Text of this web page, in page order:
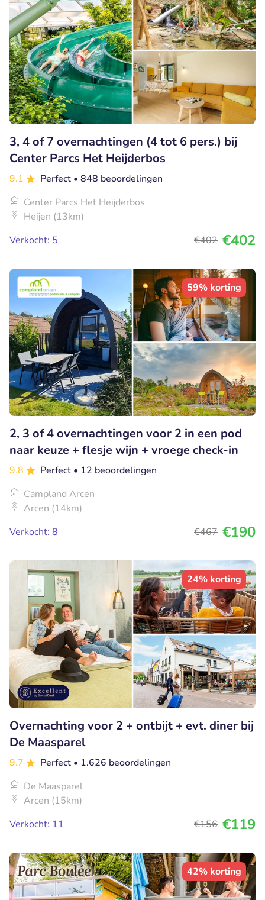
3, 4 of 7 overnachtingen (4 tot 6 pers.) bij
Center Parcs Het Heijderbos
9.1 Perfect • 848 beoordelingen
Center Parcs Het Heijderbos
Heijen (13km)
Verkocht: 5
€402 €402
59% korting
2, 3 of 4 overnachtingen voor 2 in een pod
naar keuze + flesje wijn + vroege check-in
9.8 Perfect • 12 beoordelingen
Campland Arcen
Arcen (14km)
Verkocht: 8
€467 €190
24% korting
Overnachting voor 2 + ontbijt + evt. diner bij
De Maasparel
9.7 Perfect • 1.626 beoordelingen
De Maasparel
Arcen (15km)
Verkocht: 11
€156 €119
42% korting